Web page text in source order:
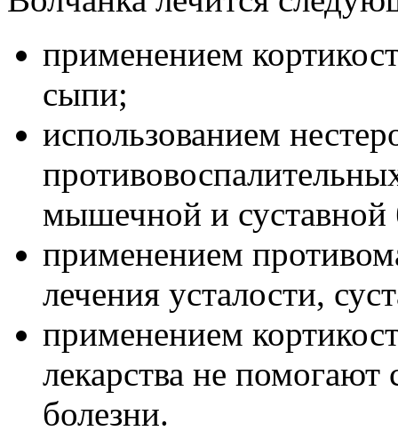
применением
сыпи;
использованием
мышечной и суставной
применением
лечения усталости,
применением
лекарства не помогают
болезни.